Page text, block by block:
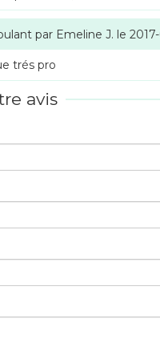
par Emeline J. le
trés pro
avis